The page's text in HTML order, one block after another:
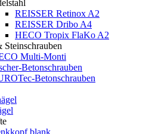
REISSER Retinox A2
REISSER Dribo A4
HECO Tropix FlaKo A2
Steinschrauben
Multi-Monti
Betonschrauben
Betonschrauben
blank